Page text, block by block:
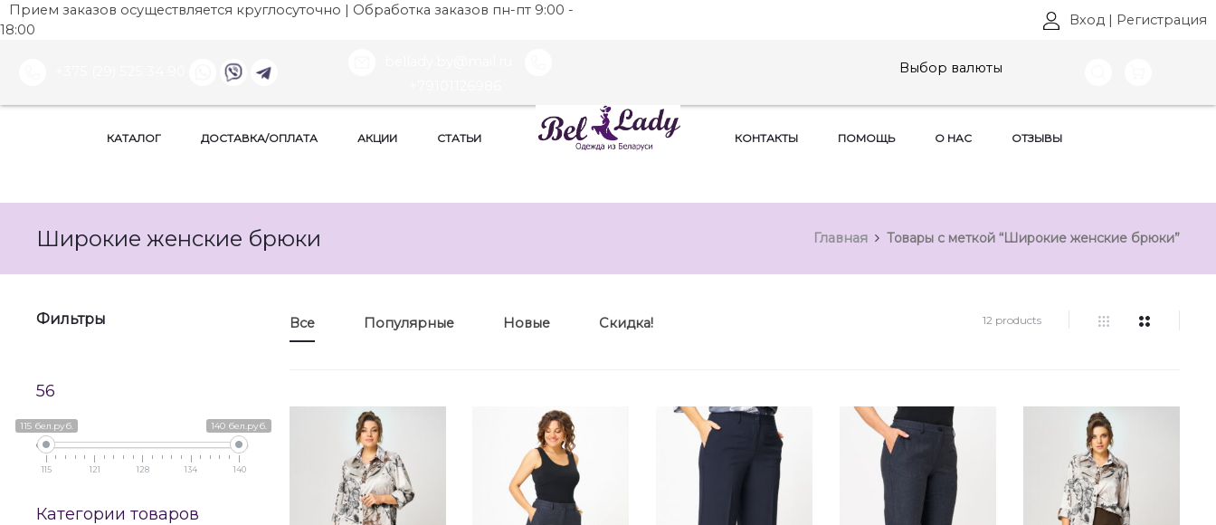
Прием заказов осуществляется круглосуточно | Обработка заказов пн-пт 9:00 -
18:00
Вход | Регистрация
Выбор валюты
КАТАЛОГ ДОСТАВКА/ОПЛАТА АКЦИИ СТАТЬИ КОНТАКТЫ ПОМОЩЬ О НАС ОТЗЫВЫ
Широкие женские брюки Главная Товары с меткой “Широкие женские брюки”
Все Популярные Новые Скидка! 12 products
Фильтры
56
115 бел.руб. 140 бел.руб.
115 121 128 134 140
Категории товаров